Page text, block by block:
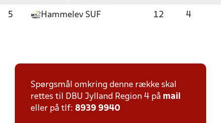
5 Hammelev SUF 12 4
Spørgsmål omkring denne række skal
rettes til DBU Jylland Region 4 på mail
eller på tlf: 8939 9940